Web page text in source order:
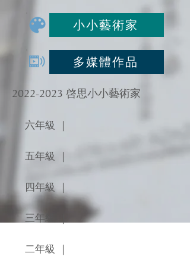
小小藝術家
多媒體作品
2022-2023 啓思小小藝術家
六年級 ｜
五年級 ｜
四年級 ｜
三年級 ｜
二年級 ｜